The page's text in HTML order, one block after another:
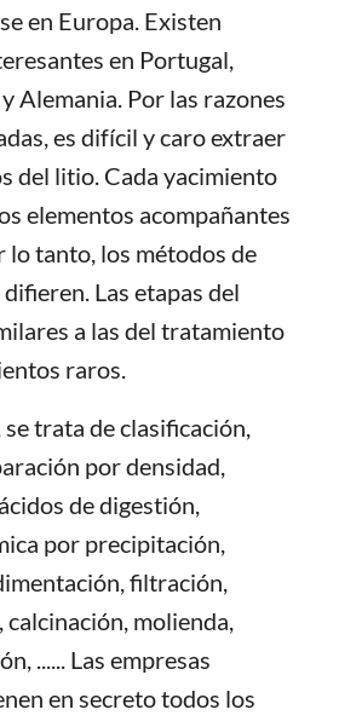
en Europa. Existen
en Portugal,
Alemania. Por las razones
es difícil y caro extraer
del litio. Cada yacimiento
elementos acompañantes
lo tanto, los métodos de
Las etapas del
a las del tratamiento
raros.
trata de clasificación,
por densidad,
de digestión,
por precipitación,
filtración,
calcinación, molienda,
...... Las empresas
en secreto todos los